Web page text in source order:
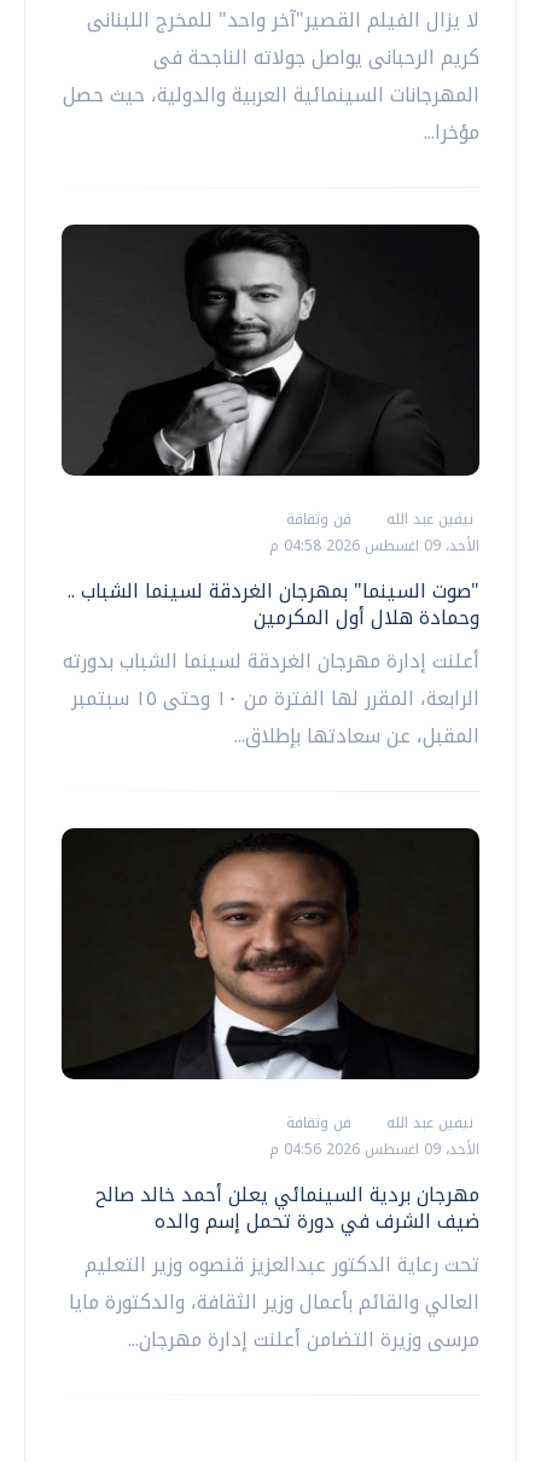
لا يزال الفيلم القصير"آخر واحد" للمخرج اللبنانى
كريم الرحبانى يواصل جولاته الناجحة فى
المهرجانات السينمائية العربية والدولية، حيث حصل
مؤخرا...
نيفين عبد الله
فن وثقافة
الأحد، 09 اغسطس 2026 04:58 م
"صوت السينما" بمهرجان الغردقة لسينما الشباب ..
وحمادة هلال أول المكرمين
أعلنت إدارة مهرجان الغردقة لسينما الشباب بدورته
الرابعة، المقرر لها الفترة من ١٠ وحتى ١٥ سبتمبر
المقبل، عن سعادتها بإطلاق...
نيفين عبد الله
فن وثقافة
الأحد، 09 اغسطس 2026 04:56 م
مهرجان بردية السينمائي يعلن أحمد خالد صالح
ضيف الشرف في دورة تحمل إسم والده
تحت رعاية الدكتور عبدالعزيز قنصوه وزير التعليم
العالي والقائم بأعمال وزير الثقافة، والدكتورة مايا
مرسى وزيرة التضامن أعلنت إدارة مهرجان...